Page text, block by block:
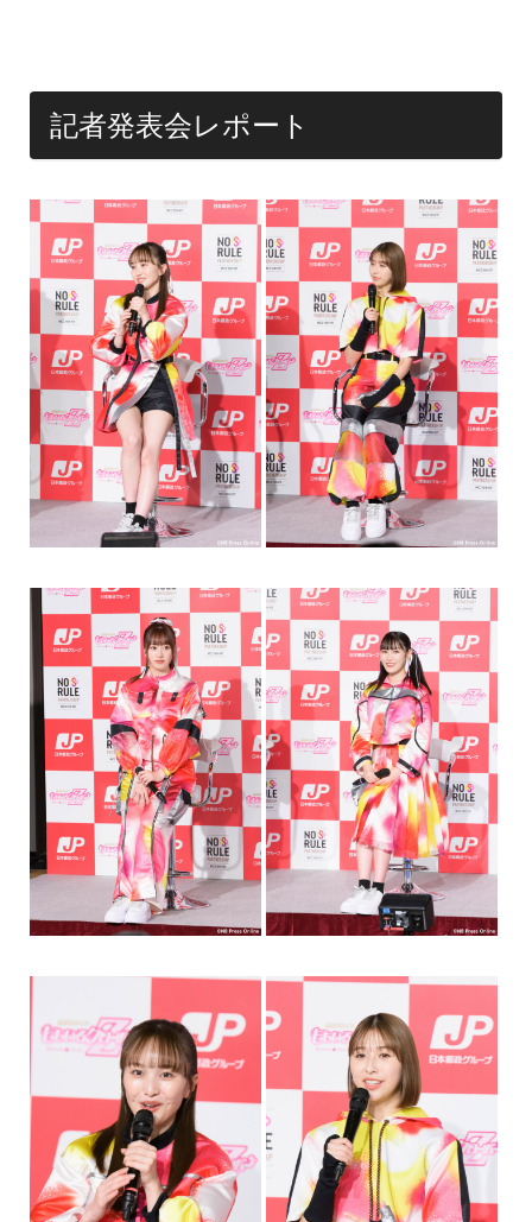
記者発表会レポート